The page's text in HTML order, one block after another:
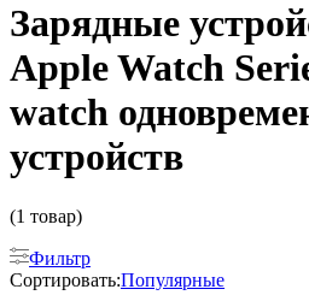
Зарядные
Apple Watch
watch
устройств
(1 товар)
Фильтр
Сортировать:Популярные